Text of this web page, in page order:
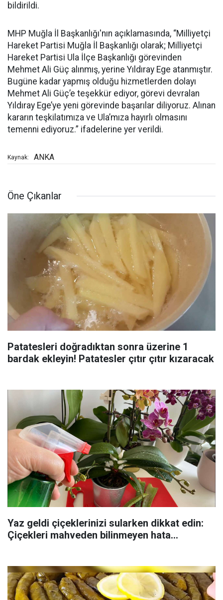
bildirildi.
MHP Muğla İl Başkanlığı'nın açıklamasında, “Milliyetçi
Hareket Partisi Muğla İl Başkanlığı olarak; Milliyetçi
Hareket Partisi Ula İlçe Başkanlığı görevinden
Mehmet Ali Güç alınmış, yerine Yıldıray Ege atanmıştır.
Bugüne kadar yapmış olduğu hizmetlerden dolayı
Mehmet Ali Güç’e teşekkür ediyor, görevi devralan
Yıldıray Ege’ye yeni görevinde başarılar diliyoruz. Alınan
kararın teşkilatımıza ve Ula’mıza hayırlı olmasını
temenni ediyoruz.” ifadelerine yer verildi.
Kaynak: ANKA
Öne Çıkanlar
Patatesleri doğradıktan sonra üzerine 1
bardak ekleyin! Patatesler çıtır çıtır kızaracak
Yaz geldi çiçeklerinizi sularken dikkat edin:
Çiçekleri mahveden bilinmeyen hata...